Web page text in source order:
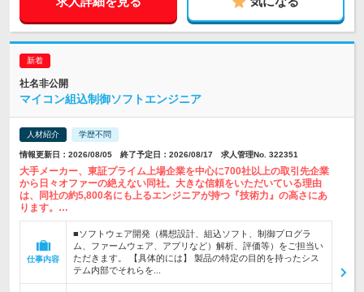
社名非公開
マイコン組込制御ソフトエンジニア
人材紹介 学歴不問
情報更新日：2026/08/05 終了予定日：2026/08/17 求人管理No. 322351
大手メーカー、東証プライム上場企業を中心に700社以上の取引先企業
から日々オファーの絶えない同社。大きな信頼をいただいている理由
は、同社の約5,800名にも上るエンジニアが持つ『技術力』の高さにあ
ります。…
仕事内容
■ソフトウェア開発（構想設計、組込ソフト、制御プログラ
ム、ファームウェア、アプリなど）解析、評価等）をご担当い
ただきます。 【具体的には】 製品の特定の目的を持ったシス
テム内部でそれらを...